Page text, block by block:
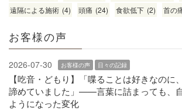
遠隔による施術 (4) 頭痛 (24) 食欲低下 (2) 首の
お客様の声
2026-07-30 お客様の声 日々の記録
【吃音・どもり】「喋ることは好きなのに
諦めていました」——言葉に詰まっても、
ようになった変化